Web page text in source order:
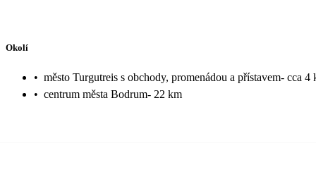
Okolí
• město Turgutreis s obchody, promenádou a přístavem- cca 4
• centrum města Bodrum- 22 km